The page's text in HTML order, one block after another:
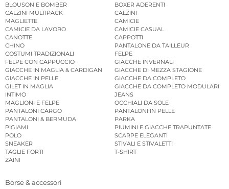
BLOUSON E BOMBER
BOXER ADERENTI
CALZINI MULTIPACK
CALZINI
MAGLIETTE
CAMICIE
CAMICIE DA LAVORO
CAMICIE CASUAL
CANOTTE
CAPPOTTI
CHINO
PANTALONE DA TAILLEUR
COSTUMI TRADIZIONALI
FELPE
FELPE CON CAPPUCCIO
GIACCHE INVERNALI
GIACCHE IN MAGLIA & CARDIGAN
GIACCHE DI MEZZA STAGIONE
GIACCHE IN PELLE
GIACCHE DA COMPLETO
GILET IN MAGLIA
GIACCHE DA COMPLETO MODULARI
INTIMO
JEANS
MAGLIONI E FELPE
OCCHIALI DA SOLE
PANTALONI CARGO
PANTALONI IN PELLE
PANTALONI & BERMUDA
PARKA
PIGIAMI
PIUMINI E GIACCHE TRAPUNTATE
POLO
SCARPE ELEGANTI
SNEAKER
STIVALI E STIVALETTI
TAGLIE FORTI
T-SHIRT
ZAINI
Borse & accessori